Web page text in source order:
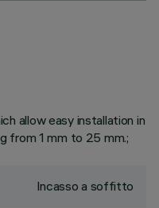
allow easy installation in
from 1 mm to 25 mm.;
Incasso a soffitto